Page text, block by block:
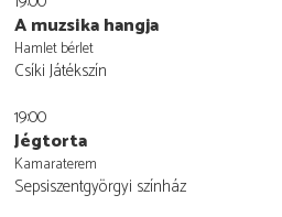
A muzsika hangja
Hamlet bérlet
Csíki Játékszín
19:00
Jégtorta
Kamaraterem
Sepsiszentgyörgyi színház